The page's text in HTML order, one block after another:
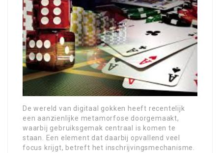
De wereld van digitaal gokken heeft recentelijk
een aanzienlijke metamorfose doorgemaakt,
waarbij gebruiksgemak centraal is komen te
staan. Een element dat daarbij opvallend veel
focus krijgt, betreft het inschrijvingsmechanisme.